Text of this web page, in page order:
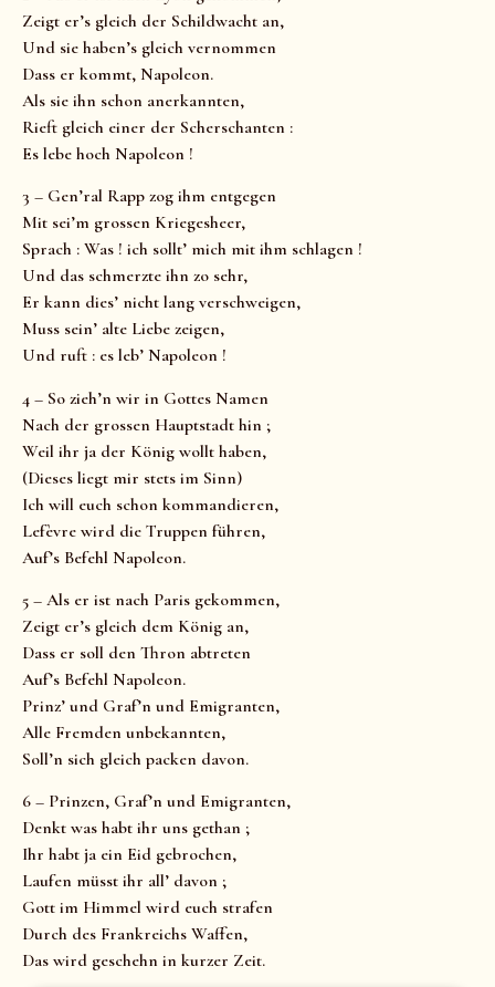
Zeigt er’s gleich der Schildwacht an,
Und sie haben’s gleich vernommen
Dass er kommt, Napoleon.
Als sie ihn schon anerkannten,
Rieft gleich einer der Scherschanten :
Es lebe hoch Napoleon !
3 – Gen’ral Rapp zog ihm entgegen
Mit sei’m grossen Kriegesheer,
Sprach : Was ! ich sollt’ mich mit ihm schlagen !
Und das schmerzte ihn zo sehr,
Er kann dies’ nicht lang verschweigen,
Muss sein’ alte Liebe zeigen,
Und ruft : es leb’ Napoleon !
4 – So zieh’n wir in Gottes Namen
Nach der grossen Hauptstadt hin ;
Weil ihr ja der König wollt haben,
(Dieses liegt mir stets im Sinn)
Ich will euch schon kommandieren,
Lefèvre wird die Truppen führen,
Auf’s Befehl Napoleon.
5 – Als er ist nach Paris gekommen,
Zeigt er’s gleich dem König an,
Dass er soll den Thron abtreten
Auf’s Befehl Napoleon.
Prinz’ und Graf’n und Emigranten,
Alle Fremden unbekannten,
Soll’n sich gleich packen davon.
6 – Prinzen, Graf’n und Emigranten,
Denkt was habt ihr uns gethan ;
Ihr habt ja ein Eid gebrochen,
Laufen müsst ihr all’ davon ;
Gott im Himmel wird euch strafen
Durch des Frankreichs Waffen,
Das wird geschehn in kurzer Zeit.